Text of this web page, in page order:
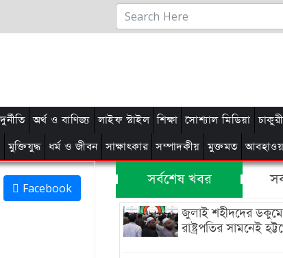
অর্থ ও বাণিজ্য লাইফ স্টাইল শিক্ষা সোশ্যাল মিডিয়া
মুক্তিযুদ্ধ ধর্ম ও জীবন সাক্ষাৎকার সম্পাদকীয় মুক্তমত
Facebook সর্বশেষ খবর
জুলাই শহীদদের
রাষ্ট্রপতির সামনেই